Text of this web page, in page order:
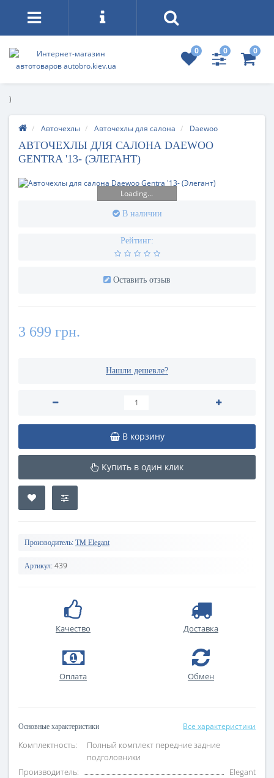
0 0 0
)
Авточехлы Авточехлы для салона Daewoo
АВТОЧЕХЛЫ ДЛЯ САЛОНА DAEWOO
GENTRA '13- (ЭЛЕГАНТ)
Loading...
В наличии
Рейтинг:
Оставить отзыв
3 699 грн.
Нашли дешевле?
В корзину
Купить в один клик
Производитель: TM Elegant
Артикул: 439
Качество Доставка
Оплата Обмен
Основные характеристики Все характеристики
Комплектность:
Полный комплект передние задние
подголовники
Производитель:
Elegant